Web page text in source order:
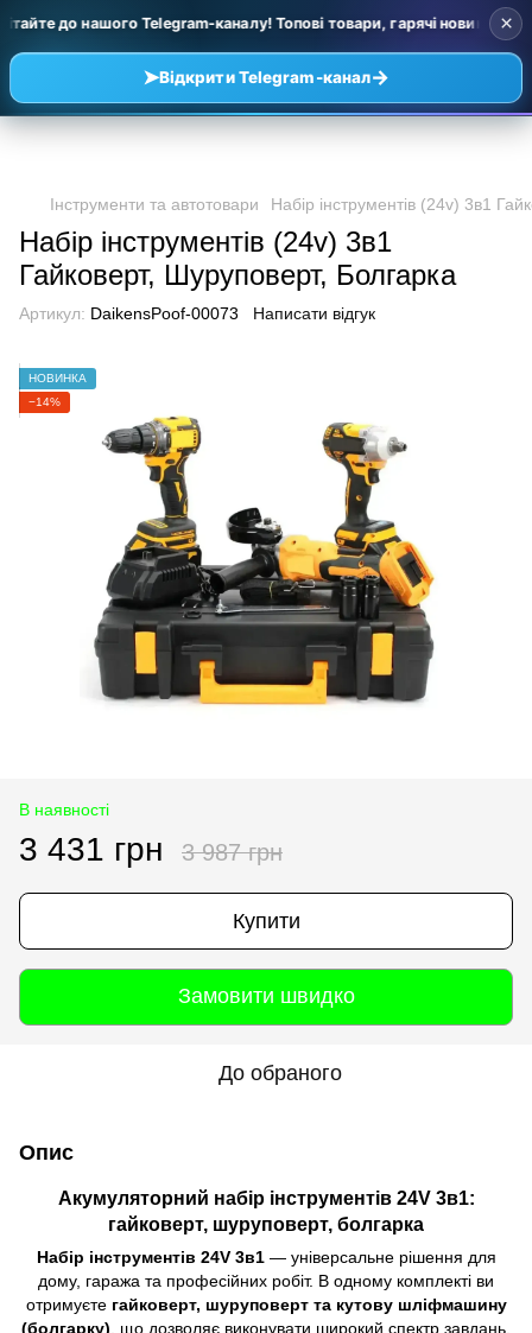
до нашого Telegram-каналу! Топові товари, гарячі новинки та
➤Відкрити Telegram-канал→
×
Інструменти та автотовари Набір інструментів (24v) 3в1
Набір інструментів (24v) 3в1
Гайковерт, Шуруповерт, Болгарка
Артикул: DaikensPoof-00073 Написати відгук
НОВИНКА
−14%
В наявності
3 431 грн 3 987 грн
Купити
Замовити швидко
До обраного
Опис
Акумуляторний набір інструментів 24V 3в1:
гайковерт, шуруповерт, болгарка
Набір інструментів 24V 3в1— універсальне рішення для
дому, гаража та професійних робіт. В одному комплекті ви
отримуєте гайковерт, шуруповерт та кутову шліфмашину
(болгарку) , що дозволяє виконувати широкий спектр завдань.